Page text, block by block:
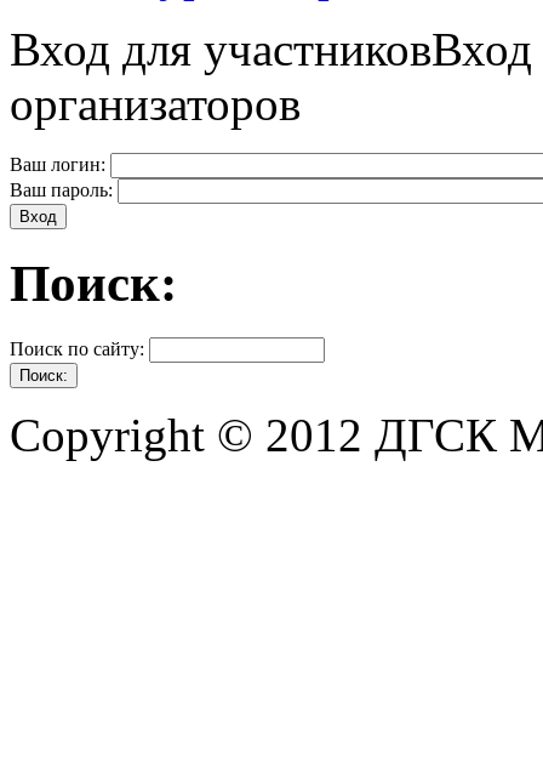
Вход для участников
организаторов
Ваш логин:
Ваш пароль:
Поиск:
Поиск по сайту:
Copyright © 2012 ДГСК